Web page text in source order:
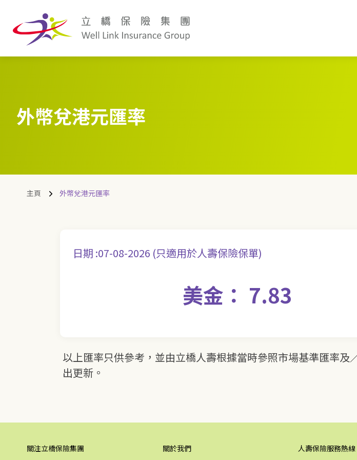
外幣兌港元匯率
主頁 外幣兌港元匯率
日期 :07-08-2026 (只適用於人壽保險保單)
美金： 7.83
以上匯率只供參考，並由立橋人壽根據當時參照市場基準匯率
出更新。
關注立橋保險集團 關於我們 人壽保險服務熱線